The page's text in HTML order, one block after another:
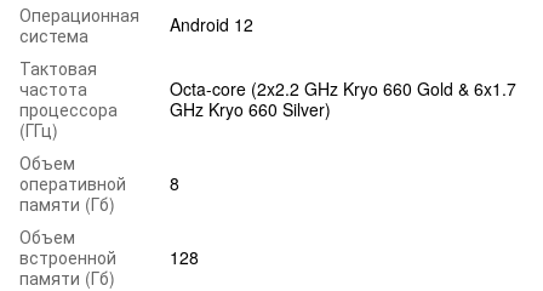
Операционная
система
Android 12
Тактовая
частота
процессора
(ГГц)
Octa-core (2x2.2 GHz Kryo 660 Gold & 6x1.7
GHz Kryo 660 Silver)
Объем
оперативной
памяти (Гб)
8
Объем
встроенной
памяти (Гб)
128